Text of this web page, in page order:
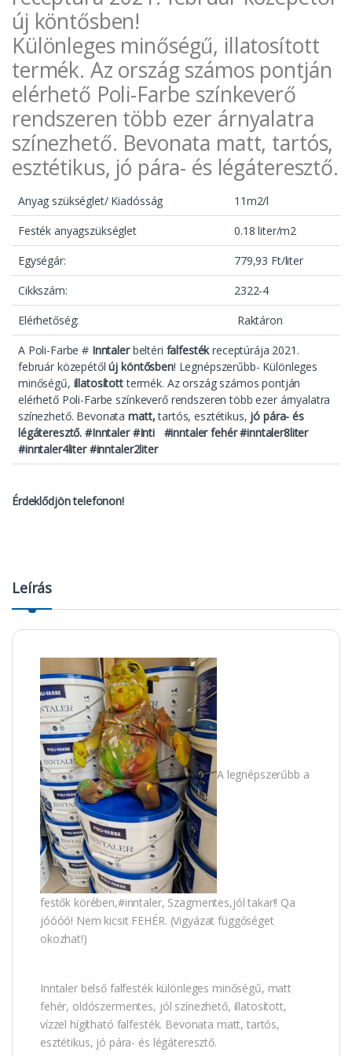
új köntősben!
Különleges minőségű, illatosított
termék. Az ország számos pontján
elérhető Poli-Farbe színkeverő
rendszeren több ezer árnyalatra
színezhető. Bevonata matt, tartós,
esztétikus, jó pára- és légáteresztő.
Anyag szükséglet/ Kiadósság
11m2/l
Festék anyagszükséglet
0.18 liter/m2
Egységár:
779,93 Ft/liter
Cikkszám:
2322-4
Elérhetőség:
Raktáron
A Poli-Farbe # Inntalerbeltéri falfestékreceptúrája 2021.
február közepétőlúj köntősben! Legnépszerűbb- Különleges
minőségű, illatosítotttermék. Az ország számos pontján
elérhető Poli-Farbe színkeverő rendszeren több ezer árnyalatra
színezhető. Bevonata matt,tartós, esztétikus, jó pára- és
légáteresztő. #Inntaler #Inti #inntaler fehér #inntaler8liter
#inntaler4liter #inntaler2liter
Érdeklődjön telefonon!
Leírás
A legnépszerűbb a
festők körében,#inntaler, Szagmentes,jól takar!! Qa
jóóóó! Nem kicsit FEHÉR. (Vigyázat függőséget
okozhat!)
Inntaler belső falfesték különleges minőségű, matt
fehér, oldószermentes, jól színezhető, illatosított,
vízzel hígítható falfesték. Bevonata matt, tartós,
esztétikus, jó pára- és légáteresztő.